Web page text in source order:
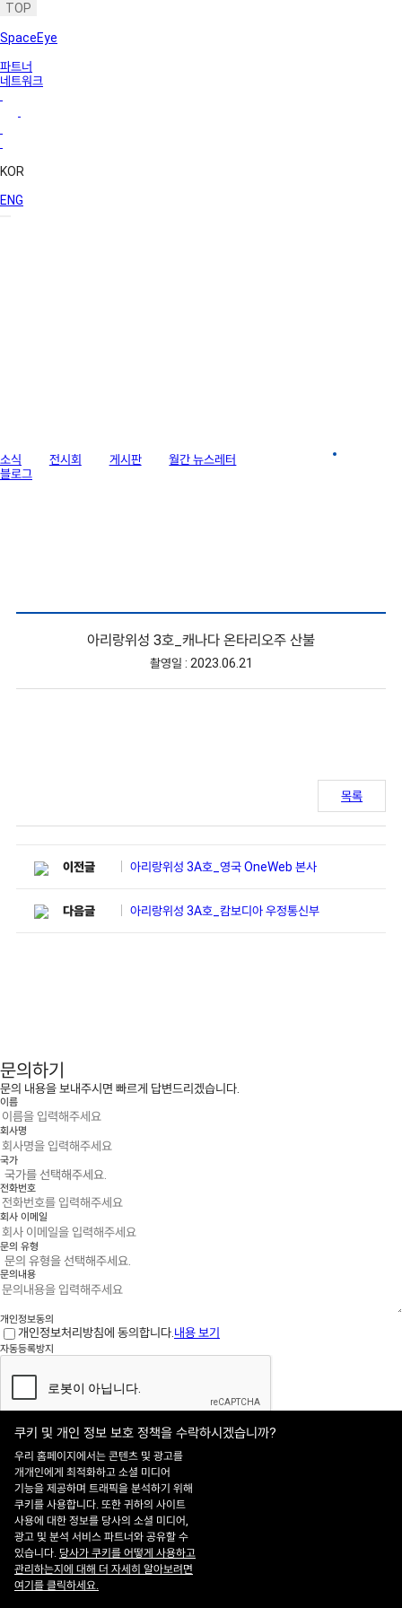
TOP
SpaceEye
파트너
네트워크
KOR
ENG
소식 전시회 게시판 월간 뉴스레터
블로그
아리랑위성 3호_캐나다 온타리오주 산불
촬영일 : 2023.06.21
목록
이전글 아리랑위성 3A호_영국 OneWeb 본사
아리랑위성 3A호_캄보디아 우정통신부
다음글
문의하기
문의 내용을 보내주시면 빠르게 답변드리겠습니다.
이름
회사명
국가
전화번호
회사 이메일
문의 유형
문의내용
개인정보동의
개인정보처리방침에 동의합니다. 내용 보기
자동등록방지
보내기
홈페이지 이용약관 ·
개인정보처리방침
ADDRESS : 대전 유성구 유성대로 1628번길 21 ㈜쎄트렉아이 3층
341-0401
Copyright 2025 SIIS. All rights reserved.
FAMILY SITE
Satrec Initiative
SI Analytics
쿠키 및 개인 정보 보호 정책을 수락하시겠습니까?
우리 홈페이지에서는 콘텐츠 및 광고를
개개인에게 최적화하고 소셜 미디어
기능을 제공하며 트래픽을 분석하기 위해
쿠키를 사용합니다. 또한 귀하의 사이트
사용에 대한 정보를 당사의 소셜 미디어,
광고 및 분석 서비스 파트너와 공유할 수
있습니다. 당사가 쿠키를 어떻게 사용하고
관리하는지에 대해 더 자세히 알아보려면
여기를 클릭하세요.